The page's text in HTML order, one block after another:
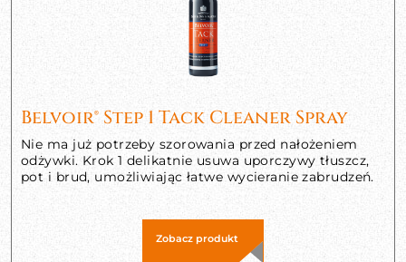
Belvoir® Step 1 Tack Cleaner Spray
Nie ma już potrzeby szorowania przed nałożeniem
odżywki. Krok 1 delikatnie usuwa uporczywy tłuszcz,
pot i brud, umożliwiając łatwe wycieranie zabrudzeń.
Zobacz produkt